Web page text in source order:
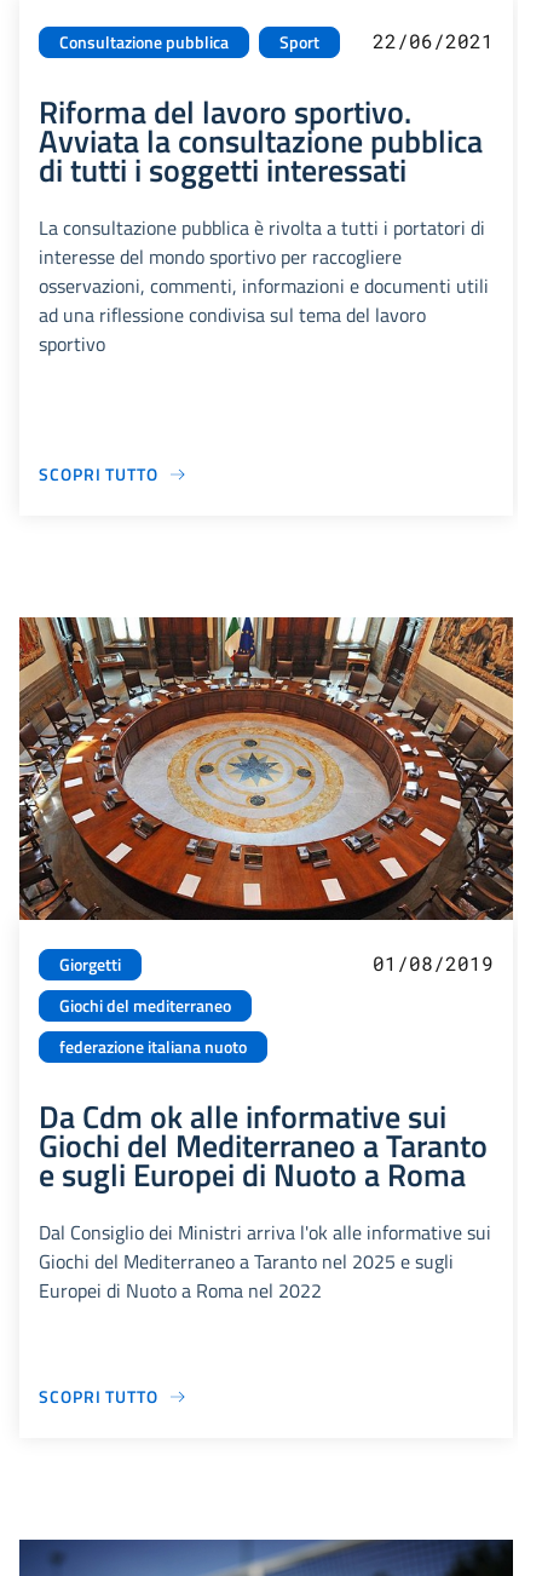
Consultazione pubblica Sport 22/06/2021
Riforma del lavoro sportivo.
Avviata la consultazione pubblica
di tutti i soggetti interessati
La consultazione pubblica è rivolta a tutti i portatori di
interesse del mondo sportivo per raccogliere
osservazioni, commenti, informazioni e documenti utili
ad una riflessione condivisa sul tema del lavoro
sportivo
SCOPRI TUTTO
Giorgetti
Giochi del mediterraneo
federazione italiana nuoto
01/08/2019
Da Cdm ok alle informative sui
Giochi del Mediterraneo a Taranto
e sugli Europei di Nuoto a Roma
Dal Consiglio dei Ministri arriva l'ok alle informative sui
Giochi del Mediterraneo a Taranto nel 2025 e sugli
Europei di Nuoto a Roma nel 2022
SCOPRI TUTTO